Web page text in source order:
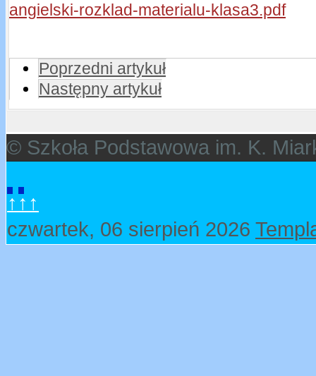
angielski-rozklad-materialu-klasa3.pdf
Poprzedni artykuł
Następny artykuł
© Szkoła Podstawowa im. K.
↑↑↑
czwartek, 06 sierpień 2026